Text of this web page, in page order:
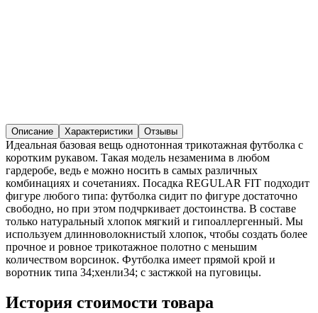
Описание Характеристики Отзывы
Идеальная базовая вещь однотонная трикотажная футболка с
коротким рукавом. Такая модель незаменима в любом
гардеробе, ведь е можно носить в самых различных
комбинациях и сочетаниях. Посадка REGULAR FIT подходит
фигуре любого типа: футболка сидит по фигуре достаточно
свободно, но при этом подчркивает достоинства. В составе
только натуральный хлопок мягкий и гипоаллергенный. Мы
используем длинноволокнистый хлопок, чтобы создать более
прочное и ровное трикотажное полотно с меньшим
количеством ворсинок. Футболка имеет прямой крой и
воротник типа 34;хенли34; с застжкой на пуговицы.
История стоимости товара